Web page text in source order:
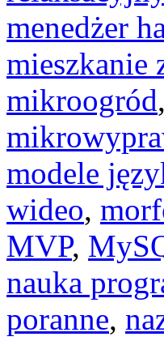
menedżer
mieszkanie
mikroogród,
modele
wideo,
MVP,
nauka
poranne,